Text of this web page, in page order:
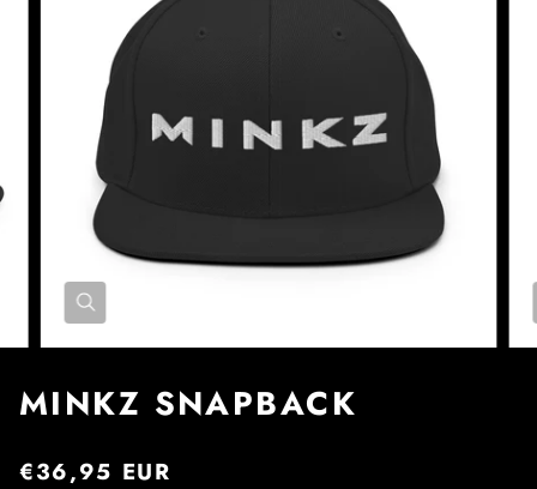
MINKZ SNAPBACK
€36,95 EUR